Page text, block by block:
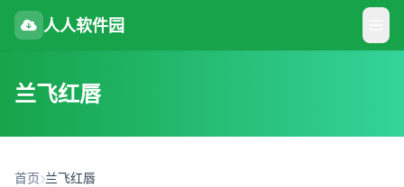
人人软件园
兰飞红唇
首页 兰飞红唇